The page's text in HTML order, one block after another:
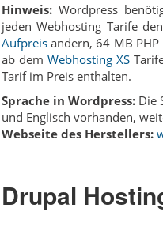
Hinweis:Wordpress
jeden Webhosting Tarife
Aufpreisändern, 64 MB
ab dem Webhosting XS
Tarif im Preis enthalten.
Sprache in Wordpress:Die
und Englisch vorhanden,
Webseite des Herstellers:
Drupal